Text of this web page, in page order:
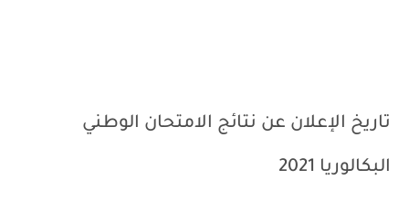
تاريخ الإعلان عن نتائج الامتحان الوطني
البكالوريا 2021